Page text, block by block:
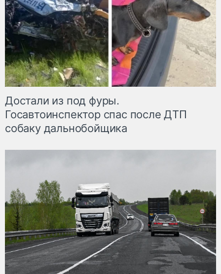
Достали из под фуры.
Госавтоинспектор спас после ДТП
собаку дальнобойщика